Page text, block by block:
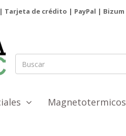
Tarjeta de crédito | PayPal | Bizum
Magnetotermicos